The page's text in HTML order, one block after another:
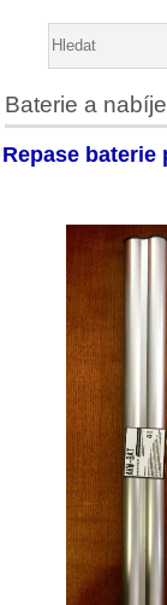
Baterie a
Repase